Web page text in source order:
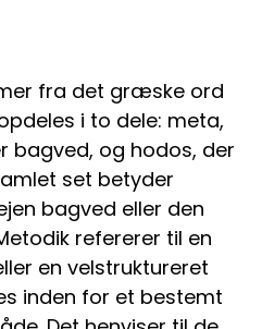
fra det græske ord
i to dele: meta,
bagved, og hodos, der
set betyder
bagved eller den
refererer til en
en velstruktureret
inden for et bestemt